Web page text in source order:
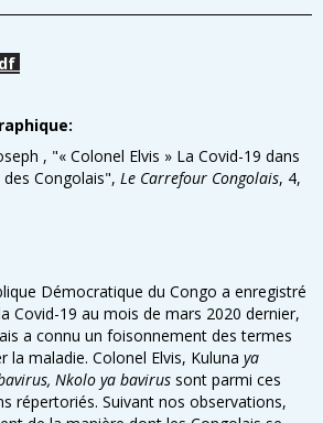
, "« Colonel Elvis » La Covid-19 dans
Congolais", Le Carrefour Congolais, 4,
Démocratique du Congo a enregistré
Covid-19 au mois de mars 2020 dernier,
a connu un foisonnement des termes
la maladie. Colonel Elvis, Kuluna ya
Nkolo ya bavirus sont parmi ces
répertoriés. Suivant nos observations,